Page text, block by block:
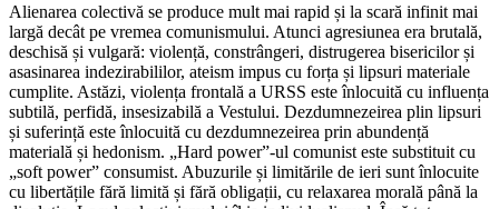
Alienarea colectivă se produce mult mai rapid și la scară infinit mai
largă decât pe vremea comunismului. Atunci agresiunea era brutală,
deschisă și vulgară: violență, constrângeri, distrugerea bisericilor și
asasinarea indezirabililor, ateism impus cu forța și lipsuri materiale
cumplite. Astăzi, violența frontală a URSS este înlocuită cu influența
subtilă, perfidă, insesizabilă a Vestului. Dezdumnezeirea plin lipsuri
și suferință este înlocuită cu dezdumnezeirea prin abundență
materială și hedonism. „Hard power”-ul comunist este substituit cu
„soft power” consumist. Abuzurile și limitările de ieri sunt înlocuite
cu libertățile fără limită și fără obligații, cu relaxarea morală până la